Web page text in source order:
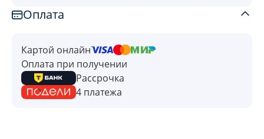
Оплата
Картой онлайн
Оплата при получении
Рассрочка
4 платежа